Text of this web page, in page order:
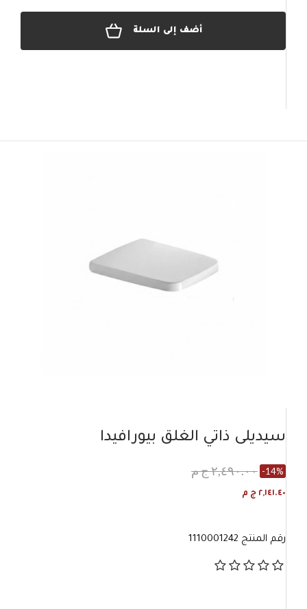
أضف إلى السلة
سيديلى ذاتي الغلق بيورافيدا
٢,٤٩٠.٠٠ ج م -14%
٢,١٤١.٤٠ ج م
رقم المنتج 1110001242